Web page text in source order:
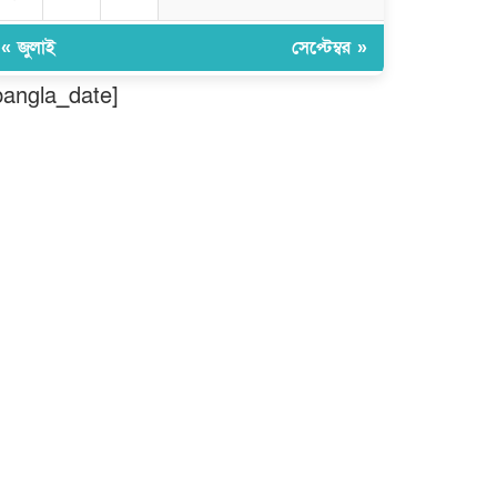
মৌলভীবাজার: অতিরিক্ত বিলে
« জুলাই সেপ্টেম্বর »